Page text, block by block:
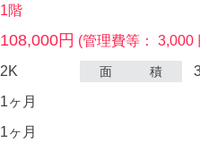
1階
108,000円 (管理費等： 3,000
2K 面 積
1ヶ月
1ヶ月